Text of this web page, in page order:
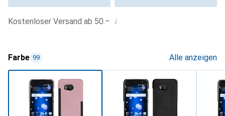
Kostenloser Versand ab 50.– i
Farbe 99 Alle anzeigen